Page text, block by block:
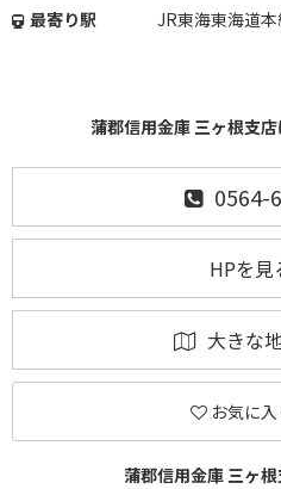
最寄り駅
JR東海東海道
蒲郡信用金庫 三ヶ根支
0564-
HPを見
大きな
お気に
蒲郡信用金庫 三ヶ